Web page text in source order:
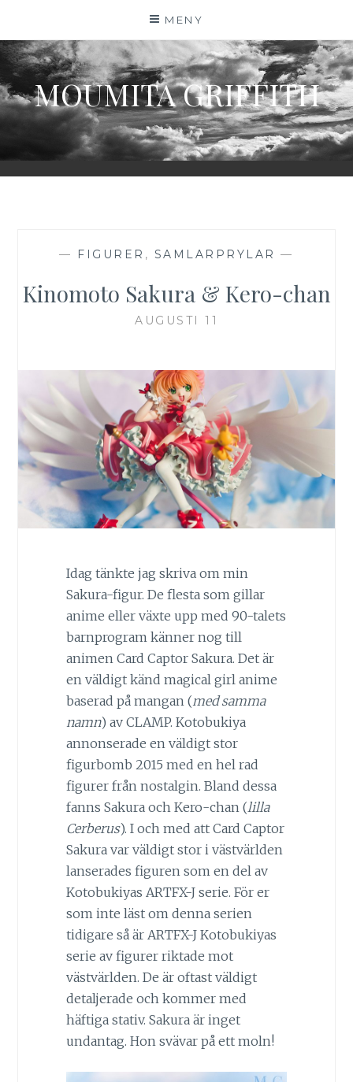
innehåll
MENY
MOUMITA GRIFFITH
— FIGURER , SAMLARPRYLAR —
Kinomoto Sakura & Kero-chan
AUGUSTI 11
Idag tänkte jag skriva om min
Sakura-figur. De flesta som gillar
anime eller växte upp med 90-talets
barnprogram känner nog till
animen Card Captor Sakura. Det är
en väldigt känd magical girl anime
baserad på mangan (med samma
namn) av CLAMP. Kotobukiya
annonserade en väldigt stor
figurbomb 2015 med en hel rad
figurer från nostalgin. Bland dessa
fanns Sakura och Kero-chan (lilla
Cerberus). I och med att Card Captor
Sakura var väldigt stor i västvärlden
lanserades figuren som en del av
Kotobukiyas ARTFX-J serie. För er
som inte läst om denna serien
tidigare så är ARTFX-J Kotobukiyas
serie av figurer riktade mot
västvärlden. De är oftast väldigt
detaljerade och kommer med
häftiga stativ. Sakura är inget
undantag. Hon svävar på ett moln!